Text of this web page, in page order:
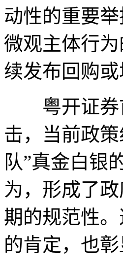
动性的重要
微观主体行
续发布回购或
粤开证券
击，当前政
队”真金白银
为，形成了
期的规范性
的肯定，也